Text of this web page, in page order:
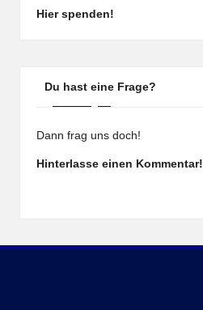
Hier spenden!
Du hast eine Frage?
Dann frag uns doch!
Hinterlasse einen Kommentar!